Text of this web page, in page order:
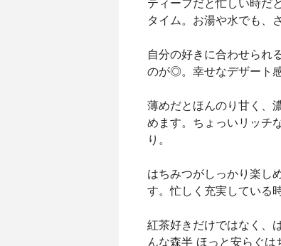
ティーフだと忙しい時だ
タイム。お湯や水でも、
自分の好きに合わせられ
のが◎。幸せなデザート
薄めだとほんのり甘く、
めます。ちょっいリッチ
り。
はちみつがしっかり楽し
す。忙しく充実している
紅茶好きだけではなく、
んな森半 ほっと安らぐは